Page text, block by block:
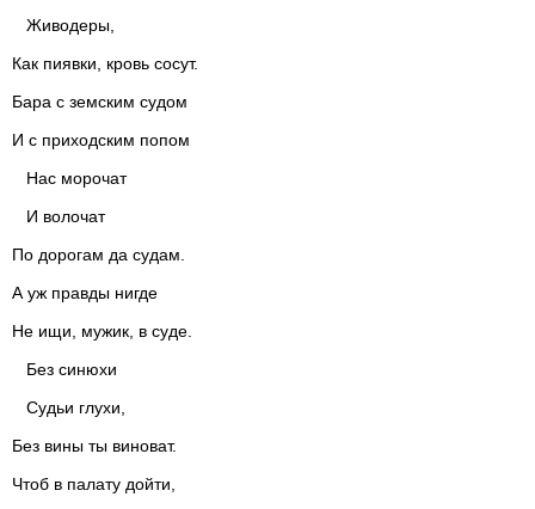
Живодеры,
Как пиявки, кровь сосут.
Бара с земским судом
И с приходским попом
Нас морочат
И волочат
По дорогам да судам.
А уж правды нигде
Не ищи, мужик, в суде.
Без синюхи
Судьи глухи,
Без вины ты виноват.
Чтоб в палату дойти,